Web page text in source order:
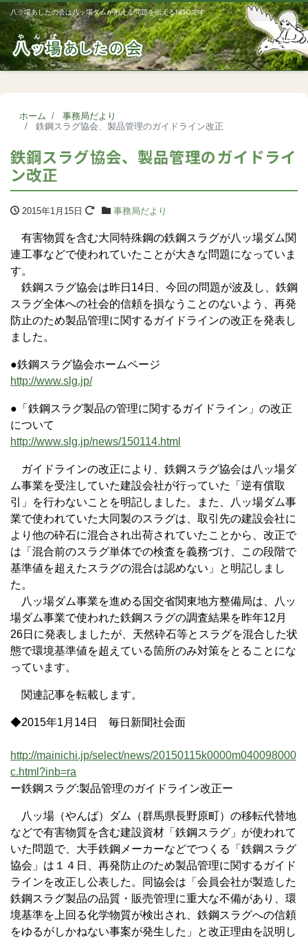
八ッ場あしたの会は八ッ場ダムが抱える問題を伝えるNGOです
ホーム
事務局だより
鉄鋼スラグ協会、製品管理のガイドライン改正
鉄鋼スラグ協会、製品管理のガイドライ
ン改正
2015年1月15日 事務局だより
有害物質を含む大同特殊鋼の鉄鋼スラグが八ッ場ダム関
連工事などで使われていたことが大きな問題になっていま
す。
鉄鋼スラグ協会は昨日14日、今回の問題が波及し、鉄鋼
スラグ全体への社会的信頼を損なうことのないよう、再発
防止のため製品管理に関するガイドラインの改正を発表し
ました。
●鉄鋼スラグ協会ホームページ
http://www.slg.jp/
●「鉄鋼スラグ製品の管理に関するガイドライン」の改正
について
http://www.slg.jp/news/150114.html
ガイドラインの改正により、鉄鋼スラグ協会は八ッ場ダ
ム事業を受注していた建設会社が行っていた「逆有償取
引」を行わないことを明記しました。また、八ッ場ダム事
業で使われていた大同製のスラグは、取引先の建設会社に
より他の砕石に混合され出荷されていたことから、改正で
は「混合前のスラグ単体での検査を義務づけ、この段階で
基準値を超えたスラグの混合は認めない」と明記しまし
た。
八ッ場ダム事業を進める国交省関東地方整備局は、八ッ
場ダム事業で使われた鉄鋼スラグの調査結果を昨年12月
26日に発表しましたが、天然砕石等とスラグを混合した状
態で環境基準値を超えている箇所のみ対策をとることにな
っています。
関連記事を転載します。
◆2015年1月14日 毎日新聞社会面
http://mainichi.jp/select/news/20150115k0000m040098000
c.html?inb=ra
ー鉄鋼スラグ:製品管理のガイドライン改正ー
八ッ場（やんば）ダム（群馬県長野原町）の移転代替地
などで有害物質を含む建設資材「鉄鋼スラグ」が使われて
いた問題で、大手鉄鋼メーカーなどでつくる「鉄鋼スラグ
協会」は１４日、再発防止のため製品管理に関するガイド
ラインを改正し公表した。同協会は「会員会社が製造した
鉄鋼スラグ製品の品質・販売管理に重大な不備があり、環
境基準を上回る化学物質が検出され、鉄鋼スラグへの信頼
をゆるがしかねない事案が発生した」と改正理由を説明し